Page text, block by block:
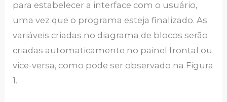
para estabelecer a interface com o usuário,
uma vez que o programa esteja finalizado. As
variáveis criadas no diagrama de blocos serão
criadas automaticamente no painel frontal ou
vice-versa, como pode ser observado na Figura
1.